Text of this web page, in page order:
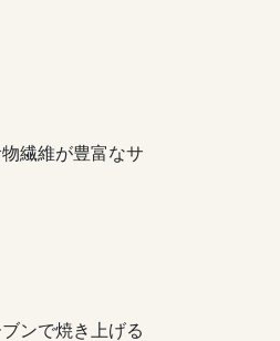
繊維が豊富なサ
ンで焼き上げる